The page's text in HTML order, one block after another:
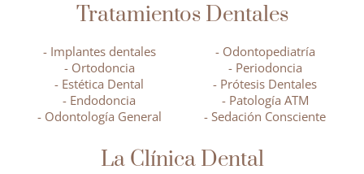
Tratamientos Dentales
- Implantes dentales
- Ortodoncia
- Estética Dental
- Endodoncia
- Odontología General
- Odontopediatría
- Periodoncia
- Prótesis Dentales
- Patología ATM
- Sedación Consciente
La Clínica Dental